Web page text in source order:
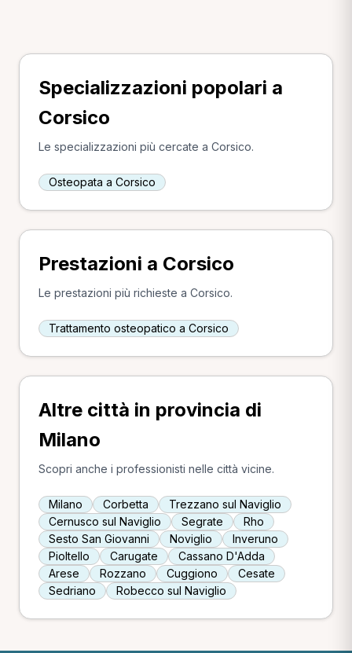
Specializzazioni popolari a
Corsico
Le specializzazioni più cercate a Corsico.
Osteopata a Corsico
Prestazioni a Corsico
Le prestazioni più richieste a Corsico.
Trattamento osteopatico a Corsico
Altre città in provincia di
Milano
Scopri anche i professionisti nelle città vicine.
Milano Corbetta
Trezzano sul Naviglio
Cernusco sul Naviglio
Segrate
Rho
Sesto San Giovanni
Noviglio
Inveruno
Pioltello
Carugate
Cassano D'Adda
Arese
Rozzano Cuggiono
Cesate
Sedriano
Robecco sul Naviglio